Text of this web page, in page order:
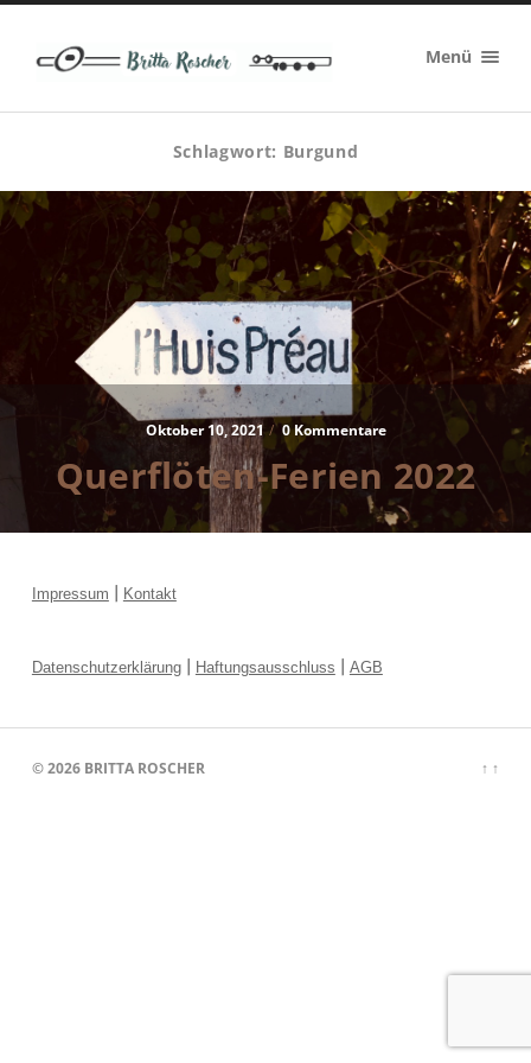
Britta
Roscher
Menü
Schlagwort: Burgund
Oktober 10, 2021 / 0 Kommentare
Querflöten-Ferien 2022
Impressum | Kontakt
Datenschutzerklärung| Haftungsausschluss | AGB
© 2026 BRITTA ROSCHER ↑ ↑